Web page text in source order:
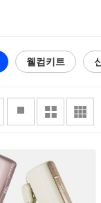
웰컴키트
stop